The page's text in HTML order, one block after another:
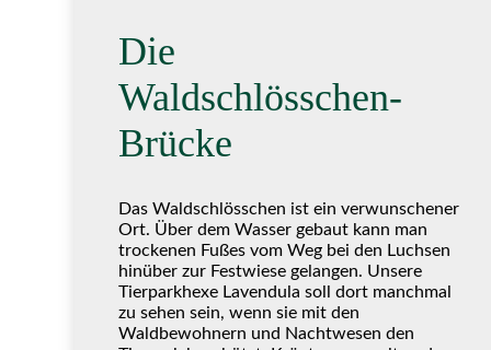
Die
Waldschlösschen-
Brücke
Das Waldschlösschen ist ein verwunschener
Ort. Über dem Wasser gebaut kann man
trockenen Fußes vom Weg bei den Luchsen
hinüber zur Festwiese gelangen. Unsere
Tierparkhexe Lavendula soll dort manchmal
zu sehen sein, wenn sie mit den
Waldbewohnern und Nachtwesen den